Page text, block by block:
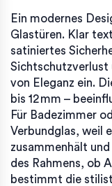
Ein modernes
Glastüren. Klar
satiniertes
Sichtschutzverlust
von Eleganz ein.
bis 12 mm –
Für Badezimmer
Verbundglas, weil
zusammenhält
des Rahmens, ob
bestimmt die